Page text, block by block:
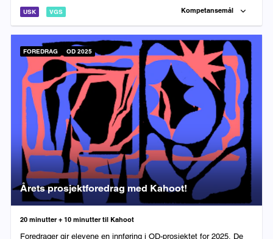
USK VGS Kompetansemål
FOREDRAG OD 2025
Årets prosjektforedrag med Kahoot!
Varighet:
20 minutter + 10 minutter til Kahoot
Foredrager gir elevene en innføring i OD-prosjektet for 2025. De